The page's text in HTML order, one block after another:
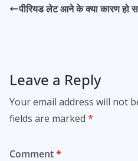
पीरियड लेट आने के क्या कारण हो
Leave a Reply
Your email address will not
fields are marked *
Comment*